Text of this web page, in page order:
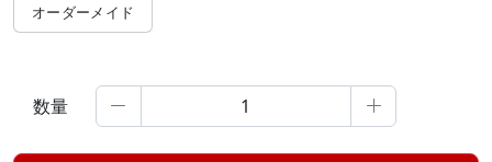
オーダーメイド
数量  